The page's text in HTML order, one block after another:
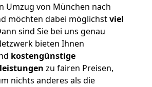
Umzug von München nach
möchten dabei möglichstviel
sind Sie bei uns genau
bieten Ihnen
kostengünstige
zu fairen Preisen,
nichts anderes als die